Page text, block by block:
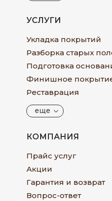
УСЛУГИ
Укладка покрытий
Разборка старых
Подготовка
Финишное
Реставрация
еще
КОМПАНИЯ
Прайс услуг
Акции
Гарантия и возврат
Вопрос-ответ